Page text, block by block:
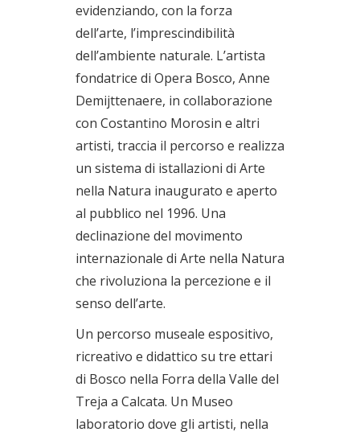
evidenziando, con la forza
dell’arte, l’imprescindibilità
dell’ambiente naturale. L’artista
fondatrice di Opera Bosco, Anne
Demijttenaere, in collaborazione
con Costantino Morosin e altri
artisti, traccia il percorso e realizza
un sistema di istallazioni di Arte
nella Natura inaugurato e aperto
al pubblico nel 1996. Una
declinazione del movimento
internazionale di Arte nella Natura
che rivoluziona la percezione e il
senso dell’arte.
Un percorso museale espositivo,
ricreativo e didattico su tre ettari
di Bosco nella Forra della Valle del
Treja a Calcata. Un Museo
laboratorio dove gli artisti, nella